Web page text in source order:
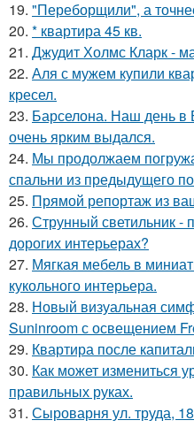
19. "Переборщили", а
20. * квартира 45 кв.
21. Джудит Холмс Кларк -
22. Аля с мужем купили
кресел.
23. Барселона. Наш день
очень ярким выдался.
24. Мы продолжаем
спальни из предыдущего
25. Прямой репортаж из
26. Струнный светильник -
дорогих интерьерах?
27. Мягкая мебель в
кукольного интерьера.
28. Новый визуальная
Suninroom с освещением
29. Квартира после
30. Как может измениться
правильных руках.
31. Сыроварня ул. труда,